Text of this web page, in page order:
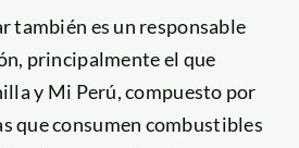
también es un responsable
principalmente el que
y Mi Perú, compuesto por
que consumen combustibles